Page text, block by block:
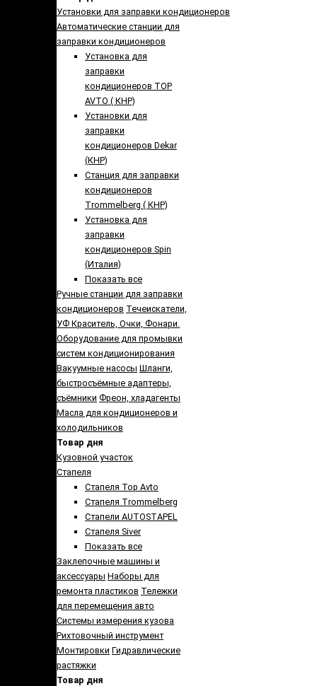
Установки для заправки кондиционеров
Автоматические станции для
заправки кондиционеров
Установка для
заправки
кондиционеров TOP
AVTO ( КНР)
Установки для
заправки
кондиционеров Dekar
(КНР)
Станция для заправки
кондиционеров
Trommelberg ( КНР)
Установка для
заправки
кондиционеров Spin
(Италия)
Показать все
Ручные станции для заправки
кондиционеров Течеискатели,
УФ Краситель, Очки, Фонари.
Оборудование для промывки
систем кондиционирования
Вакуумные насосы Шланги,
быстросъёмные адаптеры,
съёмники Фреон, хладагенты
Масла для кондиционеров и
холодильников
Товар дня
Кузовной участок
Стапеля
Стапеля Top Avto
Стапеля Trommelberg
Стапели AUTOSTAPEL
Стапеля Siver
Показать все
Заклепочные машины и
аксессуары Наборы для
ремонта пластиков Тележки
для перемещения авто
Системы измерения кузова
Рихтовочный инструмент
Монтировки Гидравлические
растяжки
Товар дня